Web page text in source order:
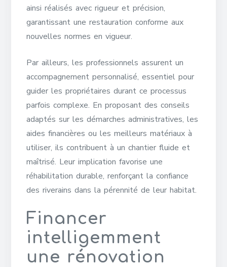
ainsi réalisés avec rigueur et précision,
garantissant une restauration conforme aux
nouvelles normes en vigueur.
Par ailleurs, les professionnels assurent un
accompagnement personnalisé, essentiel pour
guider les propriétaires durant ce processus
parfois complexe. En proposant des conseils
adaptés sur les démarches administratives, les
aides financières ou les meilleurs matériaux à
utiliser, ils contribuent à un chantier fluide et
maîtrisé. Leur implication favorise une
réhabilitation durable, renforçant la confiance
des riverains dans la pérennité de leur habitat.
Financer
intelligemment
une rénovation